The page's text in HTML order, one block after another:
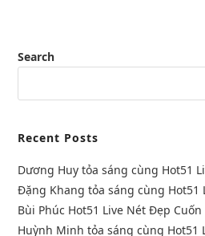
Search
Recent Posts
Dương Huy tỏa sáng cùng Hot51
Đặng Khang tỏa sáng cùng Hot51
Bùi Phúc Hot51 Live Nét Đẹp
Huỳnh Minh tỏa sáng cùng Hot51